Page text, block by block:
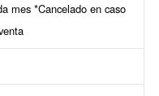
mes *Cancelado en caso